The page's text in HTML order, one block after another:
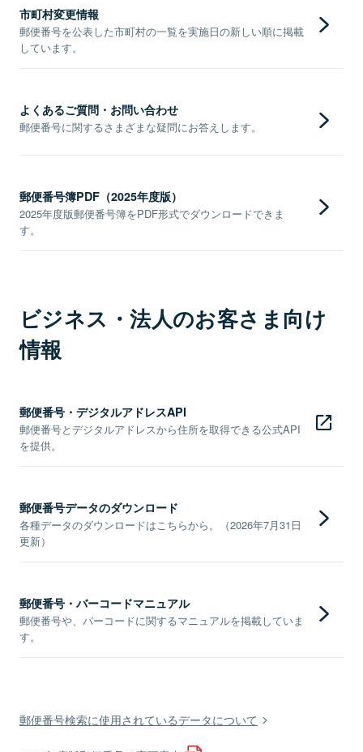
市町村変更情報
郵便番号を公表した市町村の一覧を実施日の新しい順に掲載
しています。
よくあるご質問・お問い合わせ
郵便番号に関するさまざまな疑問にお答えします。
郵便番号簿PDF（2025年度版）
2025年度版郵便番号簿をPDF形式でダウンロードできま
す。
ビジネス・法人のお客さま向け
情報
郵便番号・デジタルアドレスAPI
郵便番号とデジタルアドレスから住所を取得できる公式API
を提供。
郵便番号データのダウンロード
各種データのダウンロードはこちらから。（2026年7月31日
更新）
郵便番号・バーコードマニュアル
郵便番号や、バーコードに関するマニュアルを掲載していま
す。
郵便番号検索に使用されているデータについて